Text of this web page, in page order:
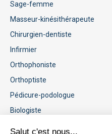
Sage-femme
Masseur-kinésithérapeute
Chirurgien-dentiste
Infirmier
Orthophoniste
Orthoptiste
Pédicure-podologue
Biologiste